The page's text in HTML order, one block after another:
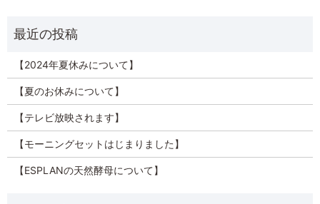
【2024年夏休みについて】
【夏のお休みについて】
【テレビ放映されます】
【モーニングセットはじまりました】
【ESPLANの天然酵母について】